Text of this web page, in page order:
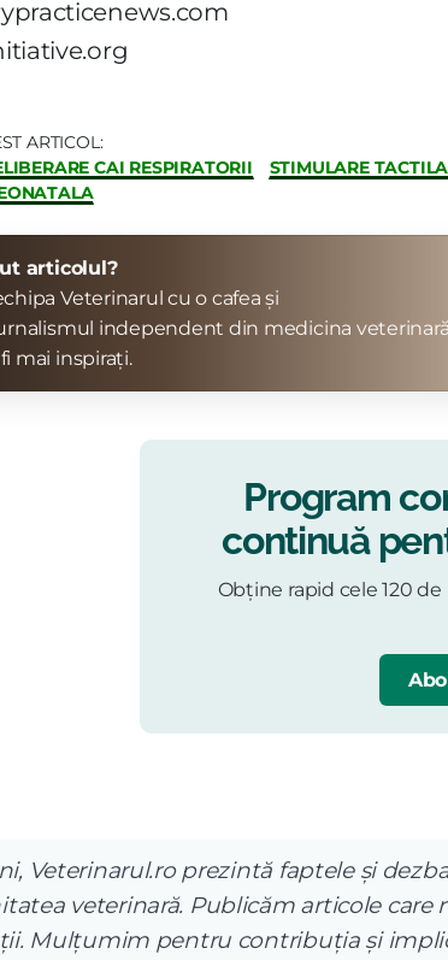
ARTICOL:
CAI RESPIRATORII STIMULARE TACTILA
articolul?
Veterinarul cu o cafea și
independent din medicina
mai inspirați.
Program
continuă
Obține rapid cele 120
Veterinarul.ro prezintă faptele și
veterinară. Publicăm articole
Mulțumim pentru contribuția și